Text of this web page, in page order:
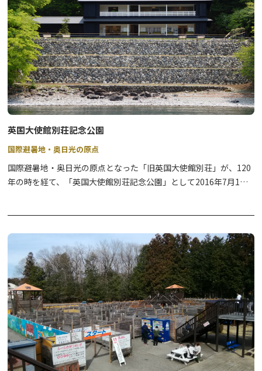
英国大使館別荘記念公園
国際避暑地・奥日光の原点
国際避暑地・奥日光の原点となった「旧英国大使館別荘」が、120
年の時を経て、「英国大使館別荘記念公園」として2016年7月1日
国大使館シェフの監修を受けた紅茶やスコーンなどが楽しめる喫茶
スペースほか、2階の広縁からは、英国の外交官としてこの山荘を
建てたアーネスト・サトウが愛した中禅寺湖畔の「絵に描いたよう
な風景」を満喫できるなど、旧大使館別荘として使われていた当時
の雰囲気を感じることができます。